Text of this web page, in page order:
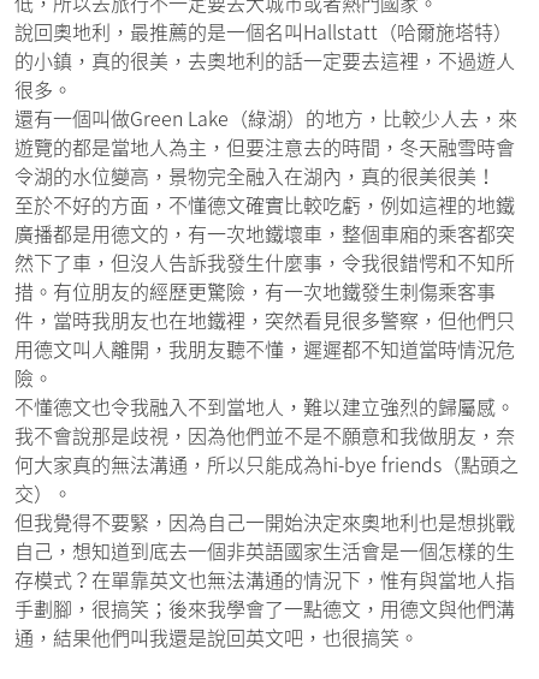
說回奧地利，最推薦的是一個名叫Hallstatt（哈爾施塔特）
的小鎮，真的很美，去奧地利的話一定要去這裡，不過遊人
很多。
還有一個叫做Green Lake（綠湖）的地方，比較少人去，來
遊覽的都是當地人為主，但要注意去的時間，冬天融雪時會
令湖的水位變高，景物完全融入在湖內，真的很美很美！
至於不好的方面，不懂德文確實比較吃虧，例如這裡的地鐵
廣播都是用德文的，有一次地鐵壞車，整個車廂的乘客都突
然下了車，但沒人告訴我發生什麼事，令我很錯愕和不知所
措。有位朋友的經歷更驚險，有一次地鐵發生刺傷乘客事
件，當時我朋友也在地鐵裡，突然看見很多警察，但他們只
用德文叫人離開，我朋友聽不懂，遲遲都不知道當時情況危
險。
不懂德文也令我融入不到當地人，難以建立強烈的歸屬感。
我不會說那是歧視，因為他們並不是不願意和我做朋友，奈
何大家真的無法溝通，所以只能成為hi-bye friends（點頭之
交）。
但我覺得不要緊，因為自己一開始決定來奧地利也是想挑戰
自己，想知道到底去一個非英語國家生活會是一個怎樣的生
存模式？在單靠英文也無法溝通的情況下，惟有與當地人指
手劃腳，很搞笑；後來我學會了一點德文，用德文與他們溝
通，結果他們叫我還是說回英文吧，也很搞笑。